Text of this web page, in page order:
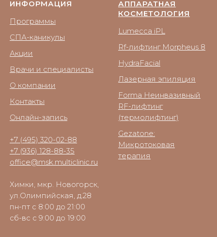
ИНФОРМАЦИЯ
Программы
СПА-каникулы
Акции
Врачи и специалисты
О компании
Контакты
Онлайн-запись
+7 (495) 320-02-88
+7 (936) 128-88-35
office@msk.multiclinic.ru
Химки, мкр. Новогорск,
ул.Олимпийская, д.28
пн-пт с 8:00 до 21:00
сб-вс с 9:00 до 19:00
АППАРАТНАЯ
КОСМЕТОЛОГИЯ
Lumecca iPL
Rf-лифтинг Morpheus 8
HydraFacial
Лазерная эпиляция
Forma Неинвазивный
RF-лифтинг
(термолифтинг)
Gezatone:
Микротоковая
терапия